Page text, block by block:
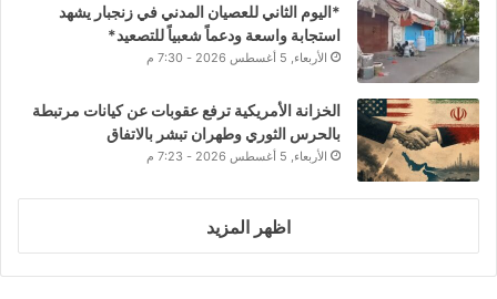
*اليوم الثاني للعصيان المدني في زنجبار يشهد
استجابة واسعة ودعماً شعبياً للتصعيد*
الأربعاء, 5 أغسطس 2026 - 7:30 م
الخزانة الأمريكية ترفع عقوبات عن كيانات مرتبطة
بالحرس الثوري وطهران تبشر بالاتفاق
الأربعاء, 5 أغسطس 2026 - 7:23 م
اظهر المزيد